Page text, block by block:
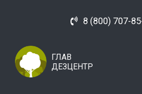
8 (800) 707-
ГЛАВ
ДЕЗЦЕНТР